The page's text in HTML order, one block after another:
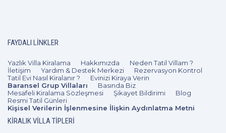
özellikler sunan Bodrum balayı villaları Güvercinlik
getiriyor.
Ortakent Yahşi
Ortakent Yahşi bölgesi mavi bayrağa sahip çok sayıda
plaj ile turistleri karşılıyor. Özellikle Yahşi Plajı ve Camel
Beach Ortakent’in görülmesi gereken kıyılarından.
Depozito Neden Talep Edilir
K.D.V. ve Faturalandirma
Villalarda Kişi Sınırı Var Mıdır?
FAYDALI LINKLER
Yazlık Villa Kiralama Hakkımızda
Neden Tatil Villam ?
İletişim
Yardım & Destek Merkezi
Rezervasyon Kontrol
Tatil Evi Nasıl Kiralanır ?
Evinizi Kiraya Verin
Baransel Grup Villaları
Basında Biz
Mesafeli Kiralama Sözleşmesi
Şikayet Bildirimi
Blog
Resmi Tatil Günleri
Kişisel Verilerin İşlenmesine İlişkin Aydınlatma Metni
KIRALIK VILLA TIPLERI